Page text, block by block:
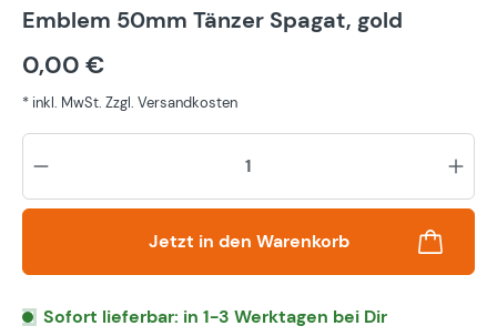
Emblem 50mm Tänzer Spagat, gold
0,00 €
* inkl. MwSt. Zzgl. Versandkosten
Jetzt in den Warenkorb
Sofort lieferbar: in 1-3 Werktagen bei Dir